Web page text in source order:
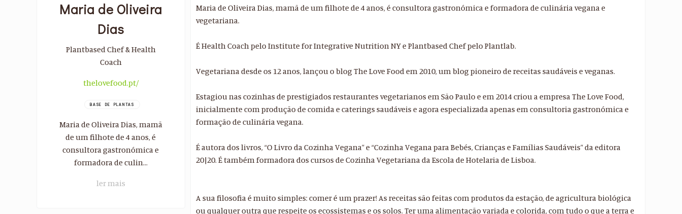
Maria de Oliveira
Dias
Plantbased Chef & Health
Coach
thelovefood.pt/
BASE DE PLANTAS
Maria de Oliveira Dias, mamã
de um filhote de 4 anos, é
consultora gastronómica e
formadora de culin...
ler mais
Maria de Oliveira Dias, mamã de um filhote de 4 anos, é consultora gastronómica e formadora de culinária vegana e
vegetariana.
É Health Coach pelo Institute for Integrative Nutrition NY e Plantbased Chef pelo Plantlab.
Vegetariana desde os 12 anos, lançou o blog The Love Food em 2010, um blog pioneiro de receitas saudáveis e veganas.
Estagiou nas cozinhas de prestigiados restaurantes vegetarianos em São Paulo e em 2014 criou a empresa The Love Food,
inicialmente com produção de comida e caterings saudáveis e agora especializada apenas em consultoria gastronómica e
formação de culinária vegana.
É autora dos livros, “O Livro da Cozinha Vegana” e “Cozinha Vegana para Bebés, Crianças e Famílias Saudáveis” da editora
20|20. É também formadora dos cursos de Cozinha Vegetariana da Escola de Hotelaria de Lisboa.
A sua filosofia é muito simples: comer é um prazer! As receitas são feitas com produtos da estação, de agricultura biológica
ou qualquer outra que respeite os ecossistemas e os solos. Ter uma alimentação variada e colorida, com tudo o que a terra e